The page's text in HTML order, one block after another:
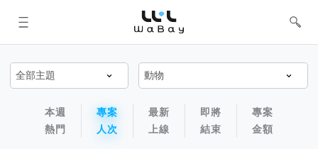
WaBay 挖貝 | 台灣最值得信賴的群眾
集資 / 群眾募資平台
專案排序以及過濾篩選器
專案排序導航欄
本週
熱門
專案
人次
最新
上線
即將
結束
專案
金額